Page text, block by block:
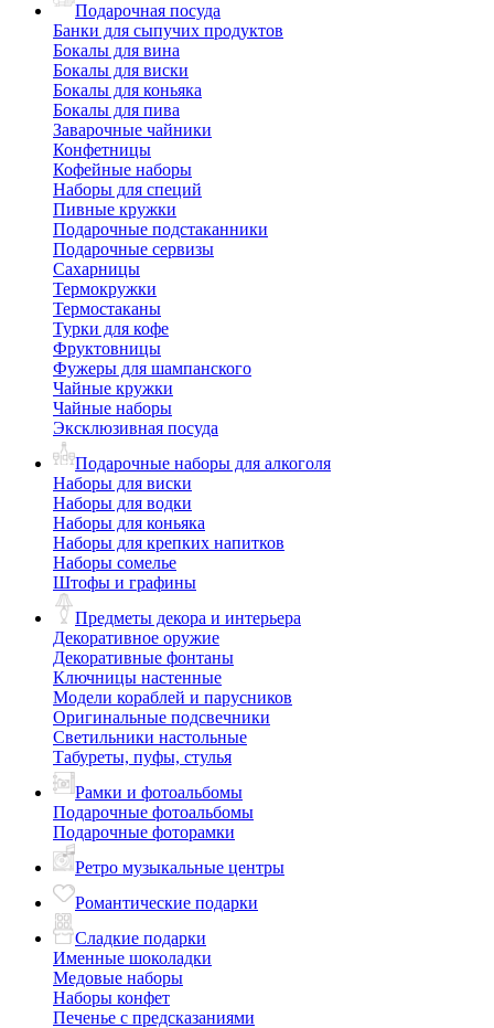
Подарочная посуда
Банки для сыпучих продуктов
Бокалы для вина
Бокалы для виски
Бокалы для коньяка
Бокалы для пива
Заварочные чайники
Конфетницы
Кофейные наборы
Наборы для специй
Пивные кружки
Подарочные подстаканники
Подарочные сервизы
Сахарницы
Термокружки
Термостаканы
Турки для кофе
Фруктовницы
Фужеры для шампанского
Чайные кружки
Чайные наборы
Эксклюзивная посуда
Подарочные наборы для алкоголя
Наборы для виски
Наборы для водки
Наборы для коньяка
Наборы для крепких напитков
Наборы сомелье
Штофы и графины
Предметы декора и интерьера
Декоративное оружие
Декоративные фонтаны
Ключницы настенные
Модели кораблей и парусников
Оригинальные подсвечники
Светильники настольные
Табуреты, пуфы, стулья
Рамки и фотоальбомы
Подарочные фотоальбомы
Подарочные фоторамки
Ретро музыкальные центры
Романтические подарки
Сладкие подарки
Именные шоколадки
Медовые наборы
Наборы конфет
Печенье с предсказаниями